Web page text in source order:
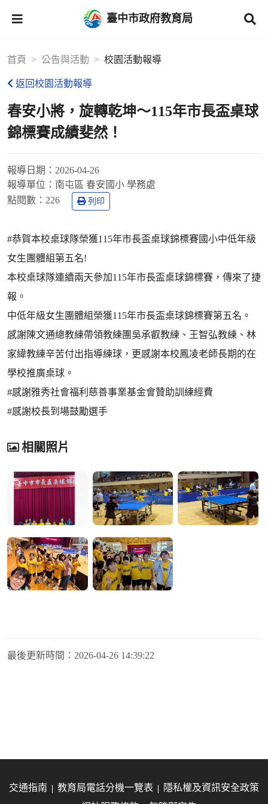
臺中市政府教育局
首頁 公告與活動 校園活動報導
返回校園活動報導
春安小將，旋轉乾坤～115年市長盃桌球
錦標賽成績斐然！
報導日期： 2026-04-26
報導單位： 南屯區 春安國小 學務處
點閱數： 226 列印
#恭賀本校桌球隊榮獲115年市長盃桌球錦標賽國小中低年級
女生團體組第五名!
本校桌球隊連續兩天參加115年市長盃桌球錦標賽，傳來了捷
報。
中低年級女生團體組榮獲115年市長盃桌球錦標賽第五名。
感謝陳文通總教練帶領教練團吳承叡教練、王智弘教練、林
家緯教練辛苦付出指導練球，更感謝本校鳳凌老師長期的在
學校推廣桌球。
#感謝雅秀社會福利慈善事業基金會贊助訓練經費
#感謝校長到場鼓勵選手
相關照片
最後更新時間： 2026-04-26 14:39:22
交通指南 教育局電話分機一覽表
隱私權及資訊安全政策